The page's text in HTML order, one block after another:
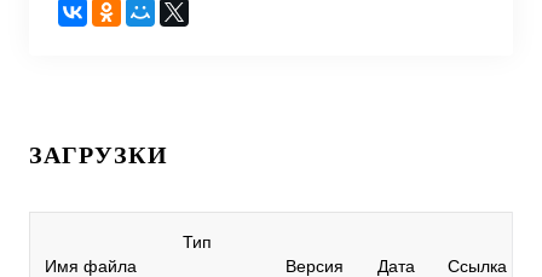
ЗАГРУЗКИ
Имя файла
Тип
Версия Дата Ссылка